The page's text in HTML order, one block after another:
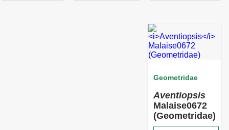
Geometridae
Aventiopsis
Malaise0672
(Geometridae)